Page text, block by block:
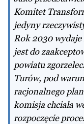
Komitet
jedyny
Rok 2030
jest do
powiatu
Turów, pod
racjonalnego
komisja chciała
rozpoczęcie